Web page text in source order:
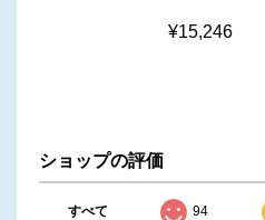
¥15,246
ショップの評価
すべて 94